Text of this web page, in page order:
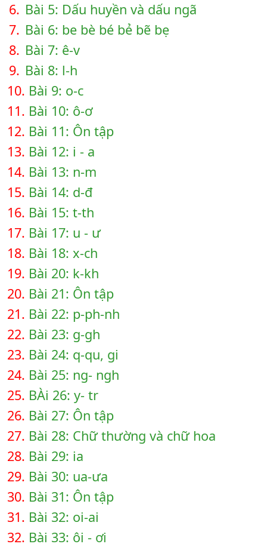
6. Bài 5: Dấu huyền và dấu ngã
7. Bài 6: be bè bé bẻ bẽ bẹ
8. Bài 7: ê-v
9. Bài 8: l-h
10. Bài 9: o-c
11. Bài 10: ô-ơ
12. Bài 11: Ôn tập
13. Bài 12: i - a
14. Bài 13: n-m
15. Bài 14: d-đ
16. Bài 15: t-th
17. Bài 17: u - ư
18. Bài 18: x-ch
19. Bài 20: k-kh
20. Bài 21: Ôn tập
21. Bài 22: p-ph-nh
22. Bài 23: g-gh
23. Bài 24: q-qu, gi
24. Bài 25: ng- ngh
25. BÀi 26: y- tr
26. Bài 27: Ôn tập
27. Bài 28: Chữ thường và chữ hoa
28. Bài 29: ia
29. Bài 30: ua-ưa
30. Bài 31: Ôn tập
31. Bài 32: oi-ai
32. Bài 33: ôi - ơi